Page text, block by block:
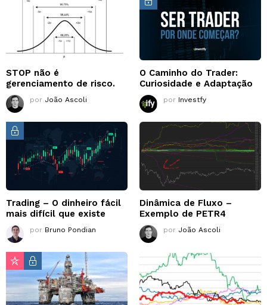
STOP não é
gerenciamento de risco.
por João Ascoli
O Caminho do Trader:
Curiosidade e Adaptação
por Investfy
Trading – O dinheiro fácil
mais difícil que existe
por Bruno Pondian
Dinâmica de Fluxo –
Exemplo de PETR4
por João Ascoli